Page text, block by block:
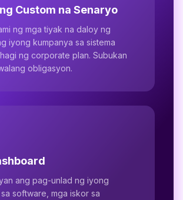
Custom na Senaryo
ng mga tiyak na daloy ng
iyong kumpanya sa sistema
ng corporate plan. Subukan
obligasyon.
ang pag-unlad ng iyong
software, mga iskor sa